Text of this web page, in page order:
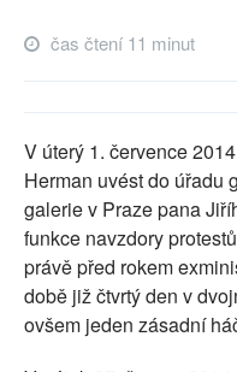
PŘÍSPĚVKY NA PROVOZ
RUBRIKY
PLNÁ VERZE STRÁNEK
čas čtení 11 minut
V úterý 1. července
Herman uvést do úřadu
galerie v Praze pana
funkce navzdory
právě před rokem
době již čtvrtý den v
ovšem jeden zásadní